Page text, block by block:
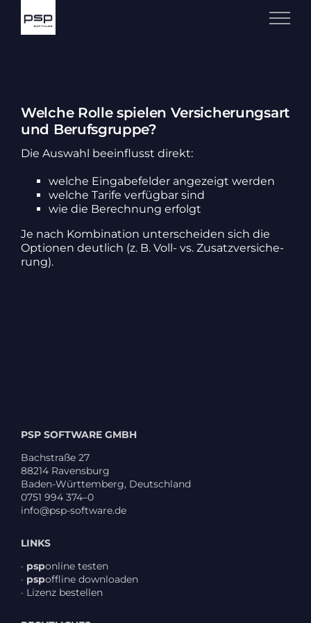
Inhalt
springen
Welche Rolle spielen Versicherungsart
und Berufsgruppe?
Die Auswahl beein­flusst direkt:
welche Einga­be­felder ange­zeigt werden
welche Tarife verfügbar sind
wie die Berech­nung erfolgt
Je nach Kombi­na­tion unter­scheiden sich die
Optionen deut­lich (z. B. Voll- vs. Zusatz­ver­si­che­
rung).
PSP SOFTWARE GMBH
Bach­straße 27
88214 Ravens­burg
Baden-Würt­tem­berg, Deutsch­land
0751 994 374–0
info@psp-software.de
LINKS
· psponline testen
· pspoffline down­loaden
· Lizenz bestellen